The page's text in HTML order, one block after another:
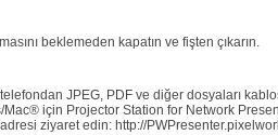
beklemeden kapatın ve fişten çıkarın.
JPEG, PDF ve diğer dosyaları
için Projector Station for Network
ziyaret edin: http://